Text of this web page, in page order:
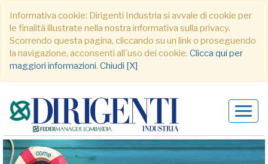
Informativa cookie: Dirigenti Industria si avvale di cookie per
le finalità illustrate nella nostra informativa sulla privacy.
Scorrendo questa pagina, cliccando su un link o proseguendo
la navigazione, acconsenti all´uso dei cookie. Clicca qui per
maggiori informazioni. Chiudi [X]